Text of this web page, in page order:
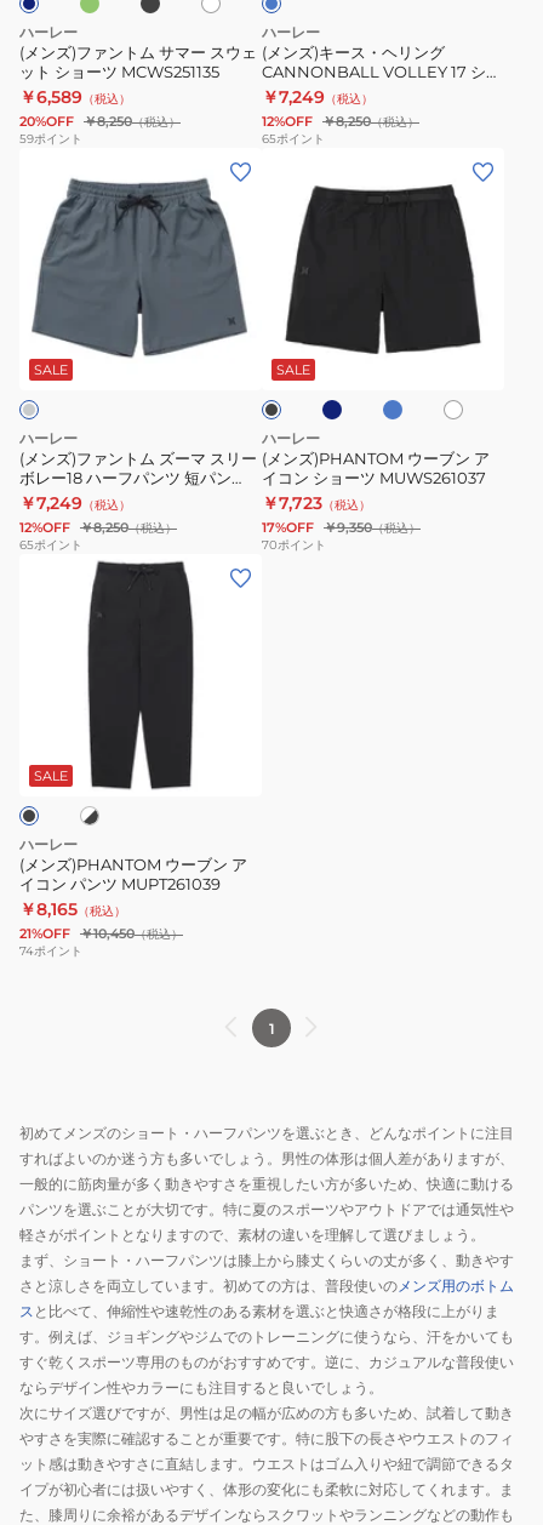
MCWS251067
マ
ー
ス
ウ
ェ
ツ
MCWS251135
ハーレー
(メンズ)ファントム サマー スウェ
ット ショーツ MCWS251135
￥6,589 （税込）
20%OFF ￥8,250（税込）
59ポイント
グ
CANNONBALL
VOLLEY
17
シ
MBS11885-
460
ハーレー
(メンズ)キース・ヘリング
CANNONBALL VOLLEY 17 ショ
ートパンツ MBS11885-460
￥7,249 （税込）
12%OFF ￥8,250（税込）
65ポイント
ン
ト
ム
ズ
ー
マ
ス
リ
ー
パ
ン
ツ
短
パ
ン
MWS07915-
SALE
ハーレー
(メンズ)ファントム ズーマ スリー
ボレー18 ハーフパンツ 短パン
MWS07915-407
￥7,249 （税込）
12%OFF ￥8,250（税込）
65ポイント
ズ)PHANTOM
ア
イ
コ
ン
シ
ョ
ー
SALE
ラ
ブ
ル
ラ
イ
ト
ワ
イ
ト
ハーレー
(メンズ)PHANTOM ウーブン ア
イコン ショーツ MUWS261037
￥7,723 （税込）
17%OFF ￥9,350（税込）
70ポイント
ズ)PHANTOM
ア
イ
コ
ン
パ
ン
ツ
SALE
ハーレー
(メンズ)PHANTOM ウーブン ア
イコン パンツ MUPT261039
￥8,165 （税込）
21%OFF ￥10,450（税込）
74ポイント
1
初めてメンズのショート・ハーフパンツを選ぶとき、どんなポイントに注目
すればよいのか迷う方も多いでしょう。男性の体形は個人差がありますが、
一般的に筋肉量が多く動きやすさを重視したい方が多いため、快適に動ける
パンツを選ぶことが大切です。特に夏のスポーツやアウトドアでは通気性や
軽さがポイントとなりますので、素材の違いを理解して選びましょう。
まず、ショート・ハーフパンツは膝上から膝丈くらいの丈が多く、動きやす
さと涼しさを両立しています。初めての方は、普段使いのメンズ用のボトム
ス と比べて、伸縮性や速乾性のある素材を選ぶと快適さが格段に上がりま
す。例えば、ジョギングやジムでのトレーニングに使うなら、汗をかいても
すぐ乾くスポーツ専用のものがおすすめです。逆に、カジュアルな普段使い
ならデザイン性やカラーにも注目すると良いでしょう。
次にサイズ選びですが、男性は足の幅が広めの方も多いため、試着して動き
やすさを実際に確認することが重要です。特に股下の長さやウエストのフィ
ット感は動きやすさに直結します。ウエストはゴム入りや紐で調節できるタ
イプが初心者には扱いやすく、体形の変化にも柔軟に対応してくれます。ま
た、膝周りに余裕があるデザインならスクワットやランニングなどの動作も